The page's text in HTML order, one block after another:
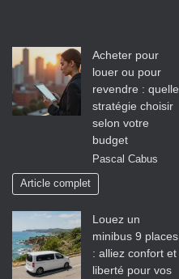
Acheter pour
louer ou pour
revendre : quelle
stratégie choisir
selon votre
budget
Pascal Cabus
Article complet
Louez un
minibus 9 places
: alliez confort et
liberté pour vos